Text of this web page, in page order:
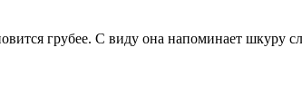
грубее. С виду она напоминает шкуру